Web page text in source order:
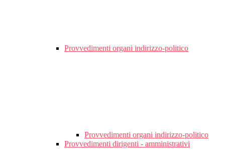
Provvedimenti organi indirizzo-politico
Provvedimenti organi indirizzo-politico
Provvedimenti dirigenti - amministrativi